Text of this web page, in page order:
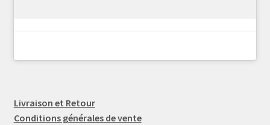
Livraison et Retour
Conditions générales de vente